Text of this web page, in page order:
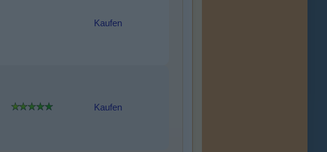
Kaufen
Kaufen